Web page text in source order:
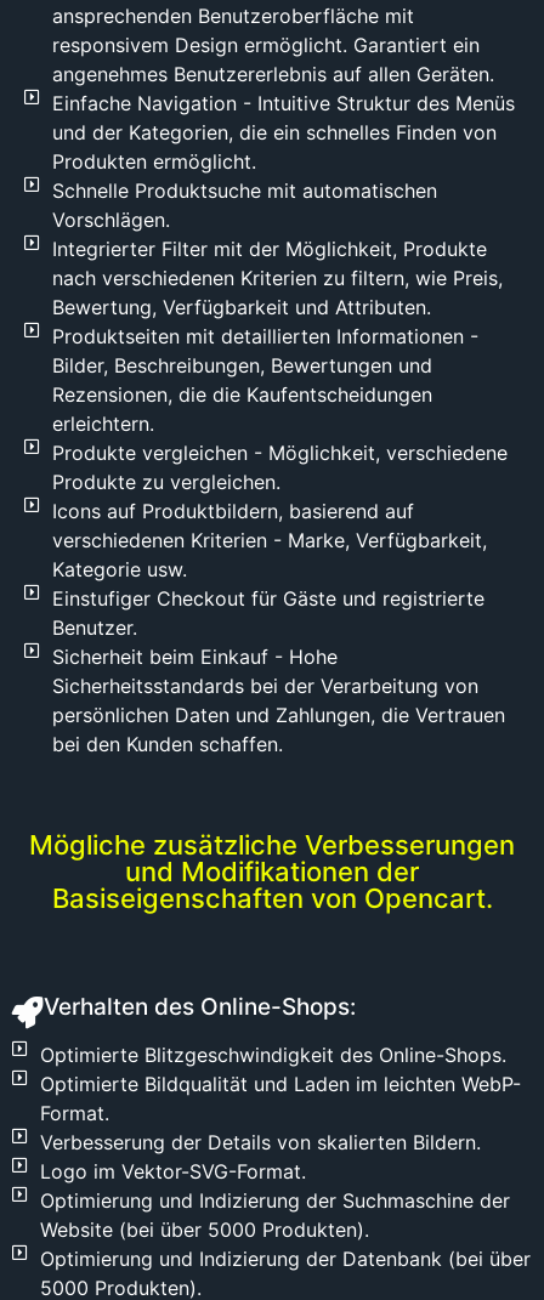
entspannt
als
Besitzer
eines
Online-
Shops
aufwachen
können.
Sie
haben
die
Möglichkeit,
über
100.000
hochgeladene
und
verkaufsbereite
Produkte
anzubieten,
ohne
diese
manuell
auf die
Seite
laden zu
müssen,
was sehr
zeitaufwändig
uns
darum,
dass dies
für Sie
diese
Weise
können
Sie einen
Online-
Shop mit
einer
breiten
Auswahl
verwalten,
ohne
Lagerkosten
ansprechenden Benutzeroberfläche mit
responsivem Design ermöglicht. Garantiert ein
angenehmes Benutzererlebnis auf allen Geräten.
Einfache Navigation - Intuitive Struktur des Menüs
und der Kategorien, die ein schnelles Finden von
Produkten ermöglicht.
Schnelle Produktsuche mit automatischen
Vorschlägen.
Integrierter Filter mit der Möglichkeit, Produkte
nach verschiedenen Kriterien zu filtern, wie Preis,
Bewertung, Verfügbarkeit und Attributen.
Produktseiten mit detaillierten Informationen -
Bilder, Beschreibungen, Bewertungen und
Rezensionen, die die Kaufentscheidungen
erleichtern.
Produkte vergleichen - Möglichkeit, verschiedene
Produkte zu vergleichen.
Icons auf Produktbildern, basierend auf
verschiedenen Kriterien - Marke, Verfügbarkeit,
Kategorie usw.
Einstufiger Checkout für Gäste und registrierte
Benutzer.
Sicherheit beim Einkauf - Hohe
Sicherheitsstandards bei der Verarbeitung von
persönlichen Daten und Zahlungen, die Vertrauen
bei den Kunden schaffen.
Mögliche zusätzliche Verbesserungen
und Modifikationen der
Basiseigenschaften von Opencart.
Verhalten des Online-Shops:
Optimierte Blitzgeschwindigkeit des Online-Shops.
Optimierte Bildqualität und Laden im leichten WebP-
Format.
Verbesserung der Details von skalierten Bildern.
Logo im Vektor-SVG-Format.
Optimierung und Indizierung der Suchmaschine der
Website (bei über 5000 Produkten).
Optimierung und Indizierung der Datenbank (bei über
5000 Produkten).